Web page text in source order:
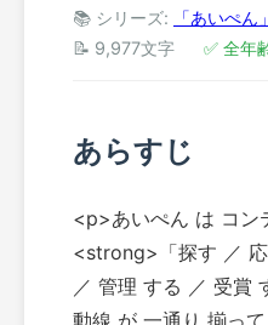
📚 シリーズ:
「あいぺん
📝 9,977文字
✅ 全年
あらすじ
<p>あいぺん は コン
<strong>「探す ／
／ 管理 する ／ 受賞